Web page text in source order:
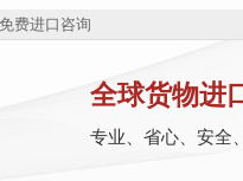
费进口咨询
全球货物进
专业、省心、安全